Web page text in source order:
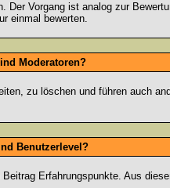
Vorgang ist analog zur
einmal bewerten.
Moderatoren?
zu löschen und führen auch
Benutzerlevel?
Erfahrungspunkte. Aus